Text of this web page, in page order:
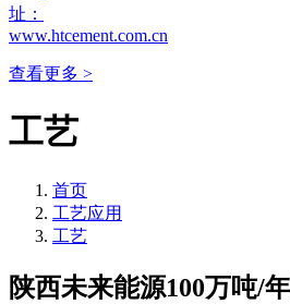
址：
www.htcement.com.cn
查看更多 >
工艺
首页
工艺应用
工艺
陕西未来能源100万吨/